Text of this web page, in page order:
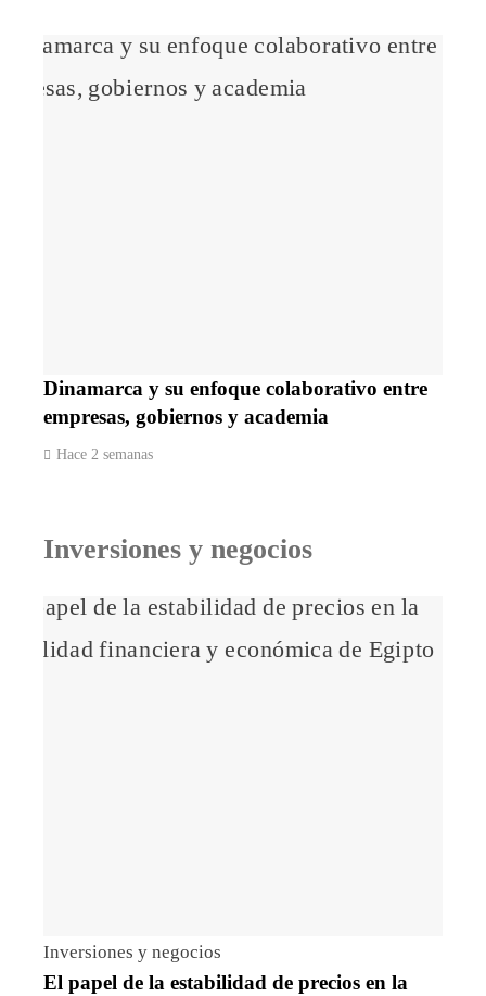
Dinamarca y su enfoque colaborativo entre
empresas, gobiernos y academia
Hace 2 semanas
Inversiones y negocios
Inversiones y negocios
El papel de la estabilidad de precios en la